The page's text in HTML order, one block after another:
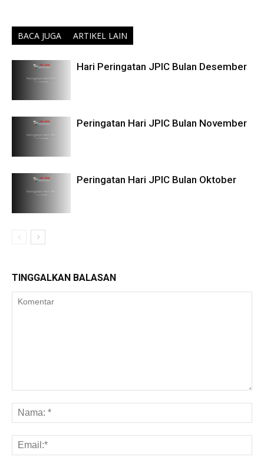
BACA JUGA ARTIKEL LAIN
Hari Peringatan JPIC Bulan Desember
Peringatan Hari JPIC Bulan November
Peringatan Hari JPIC Bulan Oktober
TINGGALKAN BALASAN